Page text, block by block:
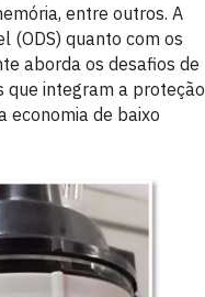
entre outros. A
(ODS) quanto com os
aborda os desafios de
que integram a proteção
economia de baixo